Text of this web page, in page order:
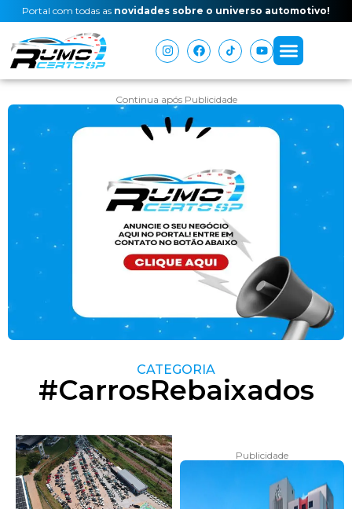
Portal com todas as novidades sobre o universo automotivo!
Continua após Publicidade
CATEGORIA
#CarrosRebaixados
Publicidade